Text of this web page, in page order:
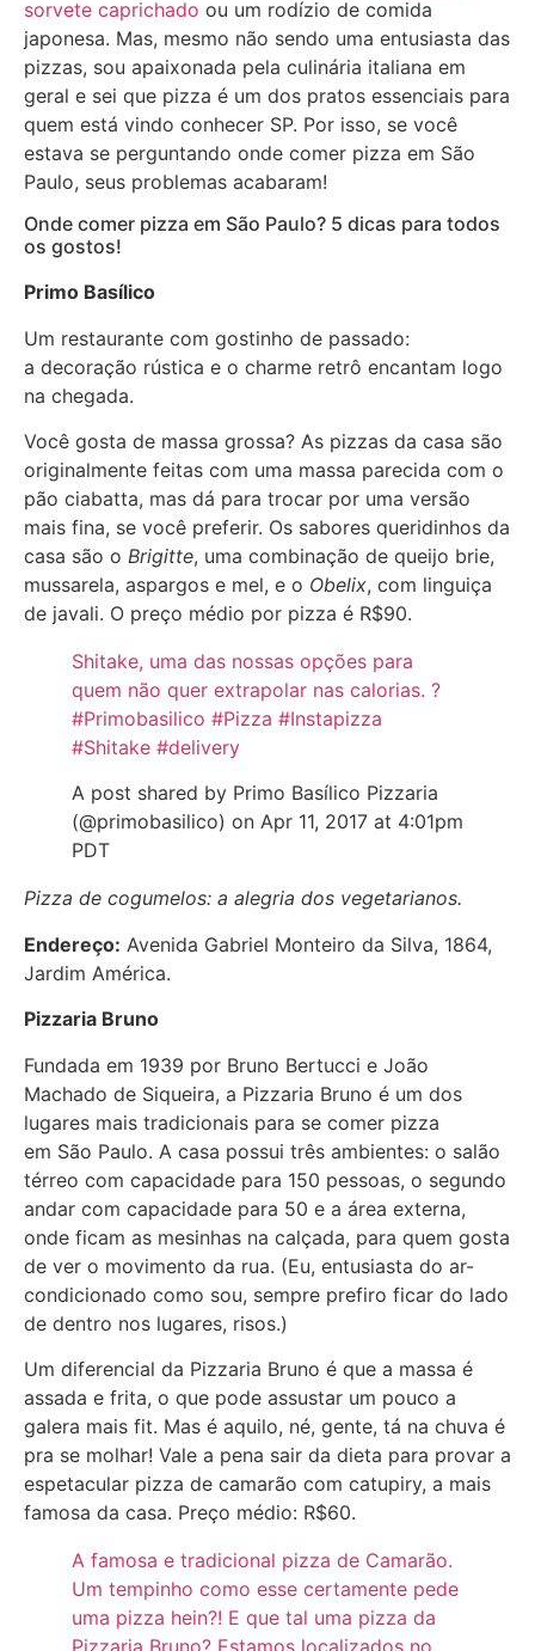
sorvete caprichado ou um rodízio de comida
japonesa. Mas, mesmo não sendo uma entusiasta das
pizzas, sou apaixonada pela culinária italiana em
geral e sei que pizza é um dos pratos essenciais para
quem está vindo conhecer SP. Por isso, se você
estava se perguntando onde comer pizza em São
Paulo, seus problemas acabaram!
Onde comer pizza em São Paulo? 5 dicas para todos
os gostos!
Primo Basílico
Um restaurante com gostinho de passado:
a decoração rústica e o charme retrô encantam logo
na chegada.
Você gosta de massa grossa? As pizzas da casa são
originalmente feitas com uma massa parecida com o
pão ciabatta, mas dá para trocar por uma versão
mais fina, se você preferir. Os sabores queridinhos da
casa são o Brigitte, uma combinação de queijo brie,
mussarela, aspargos e mel, e o Obelix, com linguiça
de javali. O preço médio por pizza é R$90.
Shitake, uma das nossas opções para
quem não quer extrapolar nas calorias. ?
#Primobasilico #Pizza #Instapizza
#Shitake #delivery
A post shared by Primo Basílico Pizzaria
(@primobasilico) on Apr 11, 2017 at 4:01pm
PDT
Pizza de cogumelos: a alegria dos vegetarianos.
Endereço: Avenida Gabriel Monteiro da Silva, 1864,
Jardim América.
Pizzaria Bruno
Fundada em 1939 por Bruno Bertucci e João
Machado de Siqueira, a Pizzaria Bruno é um dos
lugares mais tradicionais para se comer pizza
em São Paulo. A casa possui três ambientes: o salão
térreo com capacidade para 150 pessoas, o segundo
andar com capacidade para 50 e a área externa,
onde ficam as mesinhas na calçada, para quem gosta
de ver o movimento da rua. (Eu, entusiasta do ar-
condicionado como sou, sempre prefiro ficar do lado
de dentro nos lugares, risos.)
Um diferencial da Pizzaria Bruno é que a massa é
assada e frita, o que pode assustar um pouco a
galera mais fit. Mas é aquilo, né, gente, tá na chuva é
pra se molhar! Vale a pena sair da dieta para provar a
espetacular pizza de camarão com catupiry, a mais
famosa da casa. Preço médio: R$60.
A famosa e tradicional pizza de Camarão.
Um tempinho como esse certamente pede
uma pizza hein?! E que tal uma pizza da